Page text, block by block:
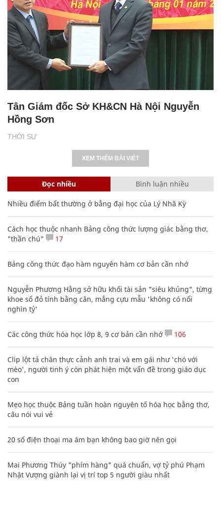
THỜI SỰ
Tân Giám đốc Sở KH&CN Hà Nội Nguyễn
Hồng Sơn
XEM THÊM BÀI VIẾT
Đọc nhiều Bình luận nhiều
Nhiều điểm bất thường ở bằng đại học của Lý Nhã Kỳ
Cách học thuộc nhanh Bảng công thức lượng giác bằng thơ,
"thần chú"
17
Bảng công thức đạo hàm nguyên hàm cơ bản cần nhớ
Nguyễn Phương Hằng sở hữu khối tài sản "siêu khủng", từng
khoe sổ đỏ tính bằng cân, mắng cựu mẫu 'không có nổi
nghìn tỷ'
Các công thức hóa học lớp 8, 9 cơ bản cần nhớ 106
Clip lột tả chân thực cảnh anh trai và em gái như 'chó với
mèo', người tinh ý còn phát hiện một vấn đề trong giáo dục
con
Mẹo học thuộc Bảng tuần hoàn nguyên tố hóa học bằng thơ,
câu nói vui vẻ
20 số điện thoại ma ám bạn không bao giờ nên gọi
Mai Phương Thúy "phím hàng" quá chuẩn, vợ tỷ phú Phạm
Nhật Vượng giành lại vị trí top 5 người giàu nhất